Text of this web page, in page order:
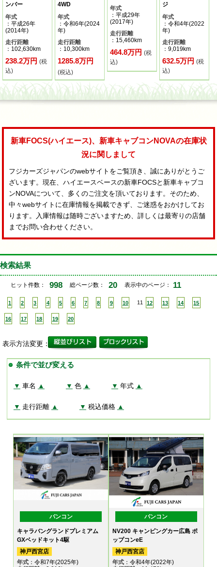
ンバー
年式
：平成26年
(2014年)
走行距離
：102,630km
238.2万円 (税
込)
4WD
年式
：令和6年(2024
年)
走行距離
：10,300km
1285.8万円
(税込)
年式
：平成29年
(2017年)
走行距離
：15,460km
464.8万円(税
込)
ジ
年式
：令和4年(2022
年)
走行距離
：9,019km
632.5万円(税
込)
新車FOCS(ハイエース)、新車キャブコンNOVAの在庫状
況に関しまして
フジカーズジャパンのwebサイトをご覧頂き、誠にありがとうご
ざいます。現在、ハイエースベースの新車FOCSと新車キャブコ
ンNOVAについて、多くのご注文を頂いております。そのため、
中々webサイトに在庫情報を掲載できず、ご迷惑をおかけしてお
ります。入庫情報は随時ございますため、詳しくは最寄りの店舗
までお問い合わせください。
検索結果
ヒット件数： 998 総ページ数： 20 表示中のページ： 11
1 2 3 4 5 6 7 8 9 10 11 12 13 14 15
16 17 18 19 20
表示方法変更：
条件で並び変える
▼ 車名 ▲ ▼ 色 ▲ ▼ 年式 ▲
▼ 走行距離 ▲ ▼ 税込価格 ▲
バンコン
キャラバングランドプレミアム
GXベッドキット4駆
神戸西宮店
年式 ：令和7年(2025年)
バンコン
NV200 キャンピングカー広島 ポ
ップコンeE
神戸西宮店
年式：令和4年(2022年)